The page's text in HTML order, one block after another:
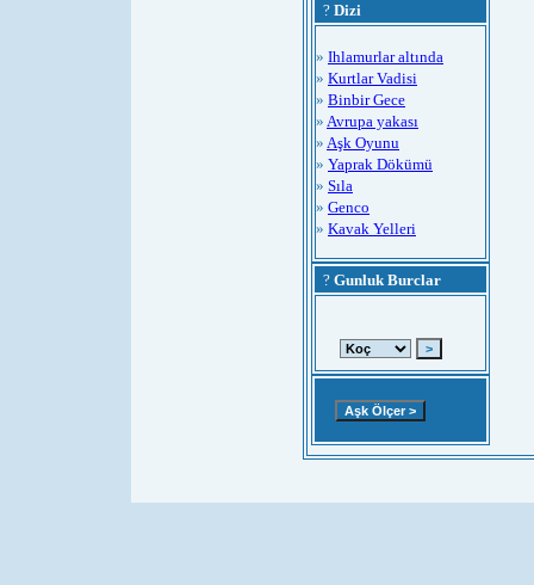
? Dizi
» Ihlamurlar altında
» Kurtlar Vadisi
» Binbir Gece
» Avrupa yakası
» Aşk Oyunu
» Yaprak Dökümü
» Sıla
» Genco
» Kavak Yelleri
? Gunluk Burclar